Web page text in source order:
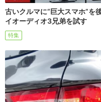
古いクルマに“巨大スマホ”を
イオーディオ3兄弟を試す
特集